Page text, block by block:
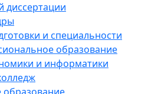
диссертации
и специальности
образование
и информатики